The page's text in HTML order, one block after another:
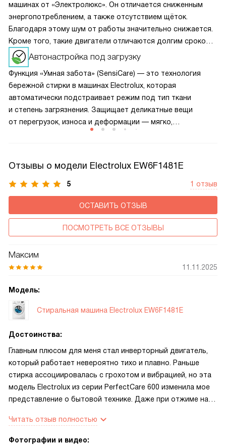
машинах от «Электролюкс». Он отличается сниженным
энергопотреблением, а также отсутствием щёток.
Благодаря этому шум от работы значительно снижается.
Кроме того, такие двигатели отличаются долгим сроком
службы и высокой износостойкостью. Поэтому техника
прослужит намного дольше.
Автонастройка под загрузку
Функция «Умная забота» (SensiCare) — это технология
бережной стирки в машинах Electrolux, которая
автоматически подстраивает режим под тип ткани
и степень загрязнения. Защищает деликатные вещи
от перегрузок, износа и деформации — мягко,
Отзывы о модели Electrolux EW6F1481E
5 1 отзыв
ОСТАВИТЬ ОТЗЫВ
ПОСМОТРЕТЬ ВСЕ ОТЗЫВЫ
Максим
11.11.2025
Модель:
Стиральная машина Electrolux EW6F1481E
Достоинства:
Главным плюсом для меня стал инверторный двигатель,
который работает невероятно тихо и плавно. Раньше
стирка ассоциировалась с грохотом и вибрацией, но эта
модель Electrolux из серии PerfectCare 600 изменила мое
представление о бытовой технике. Даже при отжиме на
«скачет» по полу и не требует постоянного контроля.
Также хочу выделить систему защиты от протечек — это
Читать отзыв полностью
Фотографии и видео: